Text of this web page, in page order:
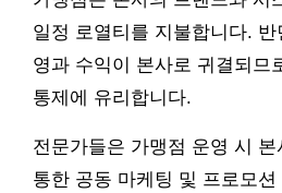
일정 로열티를 지불합니다.
영과 수익이 본사로 귀결되므
통제에 유리합니다.
전문가들은 가맹점 운영 시
통한 공동 마케팅 및 프로모